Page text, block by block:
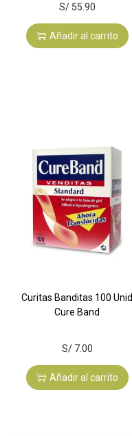
S/55.90
Añadir al carrito
Curitas Banditas 100 Unid
Cure Band
S/7.00
Añadir al carrito